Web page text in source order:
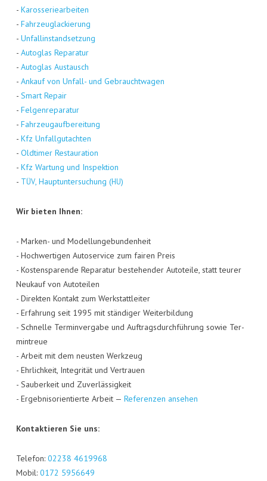
- Karos­se­rie­ar­bei­ten
- Fahr­zeug­la­ckie­rung
- Unfall­in­stand­set­zung
- Auto­glas Repa­ra­tur
- Auto­glas Aus­tausch
- Ankauf von Unfall- und Gebraucht­wa­gen
- Smart Repair
- Fel­gen­re­pa­ra­tur
- Fahr­zeug­auf­be­rei­tung
- Kfz Unfall­gut­ach­ten
- Old­ti­mer Restau­ra­ti­on
- Kfz War­tung und Inspek­ti­on
- TÜV, Haupt­un­ter­su­chung (HU)
Wir bie­ten Ihnen:
- Mar­ken- und Model­lun­ge­bun­den­heit
- Hoch­wer­ti­gen Auto­ser­vice zum fai­ren Preis
- Kos­ten­spa­ren­de Repa­ra­tur bestehen­der Auto­tei­le, statt teu­rer
Neu­kauf von Auto­tei­len
- Direk­ten Kon­takt zum Werk­statt­lei­ter
- Erfah­rung seit 1995 mit stän­di­ger Wei­ter­bil­dung
- Schnel­le Ter­min­ver­ga­be und Auf­trags­durch­füh­rung sowie Ter­
min­treue
- Arbeit mit dem neus­ten Werk­zeug
- Ehr­lich­keit, Inte­gri­tät und Ver­trau­en
- Sau­ber­keit und Zuver­läs­sig­keit
- Ergeb­nis­ori­en­tier­te Arbeit — Refe­ren­zen ansehen
Kon­tak­tie­ren Sie uns:
Tele­fon: 02238 4619968
Mobil: 0172 5956649